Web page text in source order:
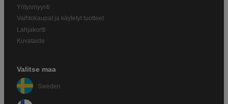
Yritysmyynti
Vaihtokaupat ja käytetyt tuotteet
Lahjakortti
Kuvataide
Valitse maa
Sweden